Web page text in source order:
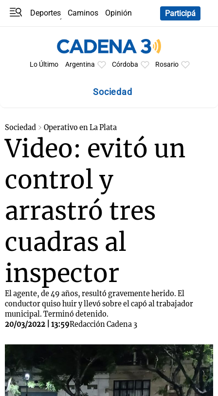
Deportes Caminos
Opinión
Participá
Lo Último Argentina Córdoba Rosario
Sociedad
Sociedad Operativo en La Plata
Video: evitó un
control y
arrastró tres
cuadras al
inspector
El agente, de 49 años, resultó gravemente herido. El
conductor quiso huir y llevó sobre el capó al trabajador
municipal. Terminó detenido.
20/03/2022 | 13:59Redacción Cadena 3